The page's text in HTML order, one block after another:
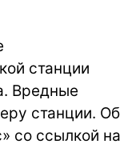
станции
Вредные
станции. Об
со ссылкой на